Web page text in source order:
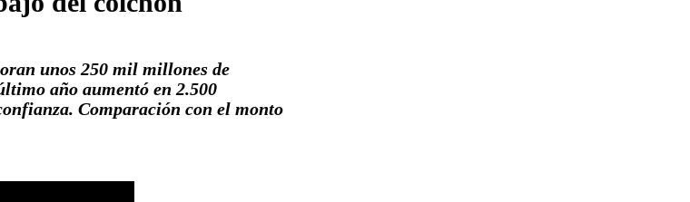
unos 250 mil millones de
año aumentó en 2.500
Comparación con el monto